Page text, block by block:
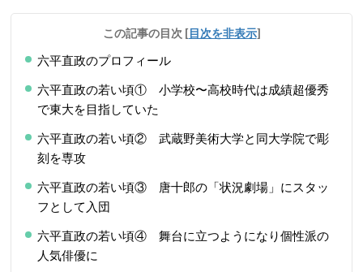
この記事の目次 [目次を非表示]
六平直政のプロフィール
六平直政の若い頃① 小学校〜高校時代は成績超優秀
で東大を目指していた
六平直政の若い頃② 武蔵野美術大学と同大学院で彫
刻を専攻
六平直政の若い頃③ 唐十郎の「状況劇場」にスタッ
フとして入団
六平直政の若い頃④ 舞台に立つようになり個性派の
人気俳優に